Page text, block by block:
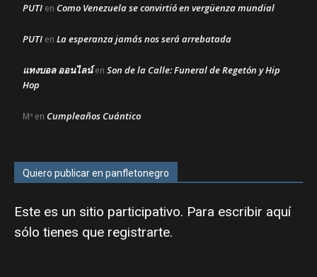
PUTI en Como Venezuela se convirtió en vergüenza mundial
PUTI en La esperanza jamás nos será arrebatada
แทงบอล ออนไลน์en Son de la Calle: Funeral de Regetón y Hip
Hop
Mª en Cumpleaños Cuántico
Quiero publicar en panfletonegro
Este es un sitio participativo. Para escribir aquí
sólo tienes que registrarte.